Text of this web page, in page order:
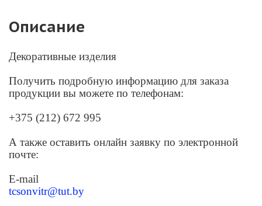
Описание
Декоративные изделия
Получить подробную информацию для заказа
продукции вы можете по телефонам:
+375 (212) 672 995
А также оставить онлайн заявку по электронной
почте:
E-mail
tcsonvitr@tut.by